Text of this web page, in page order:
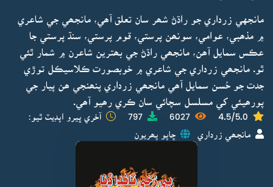
مانجهي زرداري جو راڌڻ شھر سان تعلق آھي، مانجھي جي شاعري
۾ مذھبي، عوامي، سونھن پرستي، قوم پرستي، سنڌ پرستي جا
عڪس سمايل آھن، مانجھي راڌڻ جي بھترين شاعرن ۾ شمار ٿئي
ٿو. مانجھي زرداري جي شاعري ۾ خوبصورت ڪلاسيڪل توڙي
جدت جو حُسن سمايل آھي مانجھي زرداري پنھنجي ھن پيار جي
پورھيئي کي مسلسل سچائي سان ڪري رھيو آھي.
4.5/5.0
6027
797 آخري ڀيرو اپڊيٽ ٿيو:
مانجھي زرداري ڇاپو پھريون